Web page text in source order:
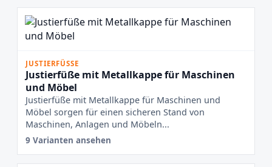
JUSTIERFÜSSE
Justierfüße mit Metallkappe für Maschinen
und Möbel
Justierfüße mit Metallkappe für Maschinen und
Möbel sorgen für einen sicheren Stand von
Maschinen, Anlagen und Möbeln...
9 Varianten ansehen